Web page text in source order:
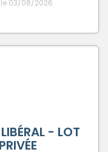
03/08/2026
- LOT